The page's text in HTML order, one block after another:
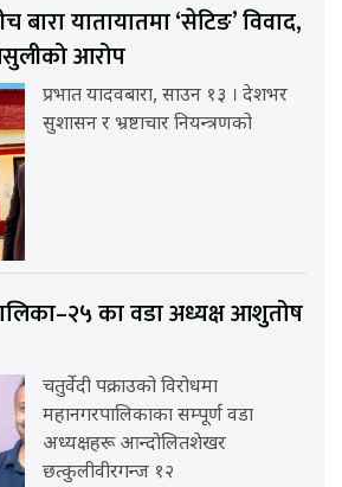
बारा यातायातमा ‘सेटिङ’ विवाद,
आरोप
प्रभात यादवबारा, साउन १३ । देशभर
सुशासन र भ्रष्टाचार नियन्त्रणको
का वडा अध्यक्ष आशुतोष
चतुर्वेदी पक्राउको विरोधमा
महानगरपालिकाका सम्पूर्ण वडा
अध्यक्षहरू आन्दोलितशेखर
छत्कुलीवीरगन्ज १२